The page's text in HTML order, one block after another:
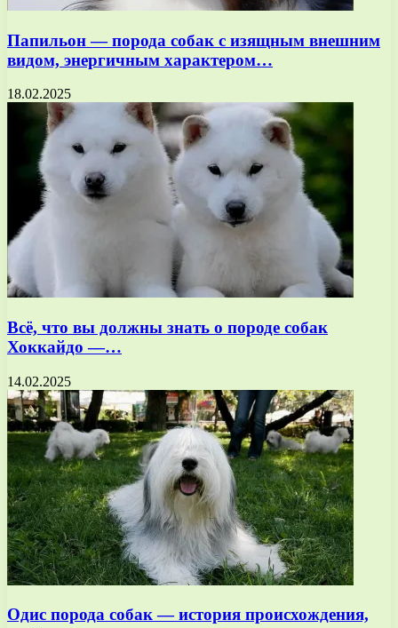
Папильон — порода собак с изящным внешним
видом, энергичным характером…
18.02.2025
Всё, что вы должны знать о породе собак
Хоккайдо —…
14.02.2025
Одис порода собак — история происхождения,